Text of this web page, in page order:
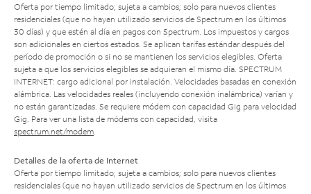
Oferta por tiempo limitado; sujeta a cambios; solo para nuevos clientes
residenciales (que no hayan utilizado servicios de Spectrum en los últimos
30 días) y que estén al día en pagos con Spectrum. Los impuestos y cargos
son adicionales en ciertos estados. Se aplican tarifas estándar después del
período de promoción o si no se mantienen los servicios elegibles. Oferta
sujeta a que los servicios elegibles se adquieran el mismo día. SPECTRUM
INTERNET: cargo adicional por instalación. Velocidades basadas en conexión
alámbrica. Las velocidades reales (incluyendo conexión inalámbrica) varían y
no están garantizadas. Se requiere módem con capacidad Gig para velocidad
Gig. Para ver una lista de módems con capacidad, visita
spectrum.net/modem
Detalles de la oferta de Internet
Oferta por tiempo limitado; sujeta a cambios; solo para nuevos clientes
residenciales (que no hayan utilizado servicios de Spectrum en los últimos